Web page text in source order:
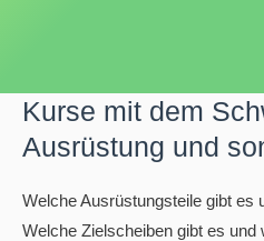
Kurse mit dem
Ausrüstung und
Welche Ausrüstungsteile gibt es
Welche Zielscheiben gibt es und